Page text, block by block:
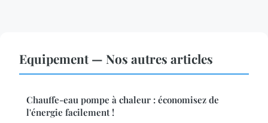
Equipement — Nos autres articles
Chauffe-eau pompe à chaleur : économisez de
l'énergie facilement !